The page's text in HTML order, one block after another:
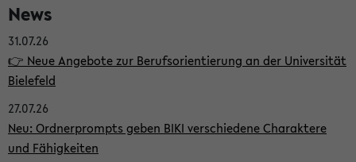
e
i
t
e
n
l
News
31.07.26
👉 Neue Angebote zur Berufsorientierung an der Universität
Bielefeld
27.07.26
Neu: Ordnerprompts geben BIKI verschiedene Charaktere
und Fähigkeiten